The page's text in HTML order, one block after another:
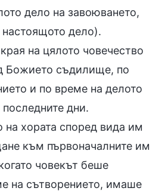
дело на завоюването,
настоящото дело).
на цялото човечество
Божието съдилище, по
и по време на делото
дни.
на хората според вида им
към първоначалните им
човекът беше
на сътворението, имаше